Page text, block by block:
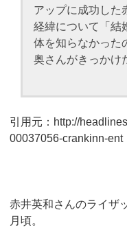
アップに成功した
経緯について「結
体を知らなかった
奥さんがきっかけ
引用元：http://
00037056-crankinn-ent
赤井英和さんのライザ
月頃。